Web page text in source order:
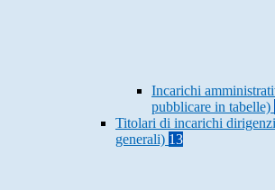
Incarichi
pubblicare in tabelle)
Titolari di incarichi
generali) 13